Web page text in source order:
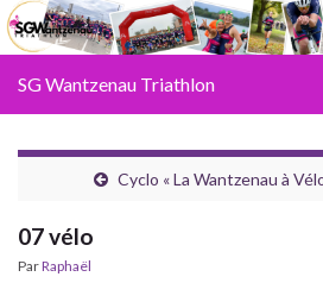
SG Wantzenau Triathlon
Cyclo « La Wantzenau à
07 vélo
ParRaphaël